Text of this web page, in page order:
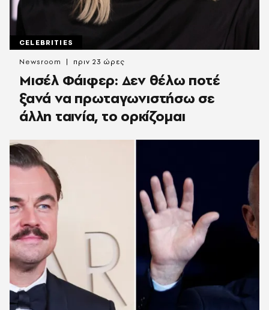
CELEBRITIES
Μισέλ Φάιφερ: Δεν θέλω ποτέ
ξανά να πρωταγωνιστήσω σε
άλλη ταινία, το ορκίζομαι
Newsroom πριν 23 ώρες